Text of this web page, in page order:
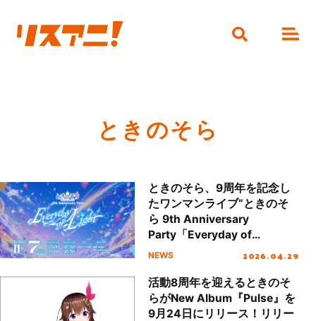
ときのそら
ときのそら、9周年を記念し
たワンマンライブ“ときのそ
ら 9th Anniversary
Party「Everyday of
Light」”2026年11月7日
開催！
NEWS 2026.04.29
活動8周年を迎えるときのそ
らがNew Album『Pulse』を
9月24日にリリース！リリー